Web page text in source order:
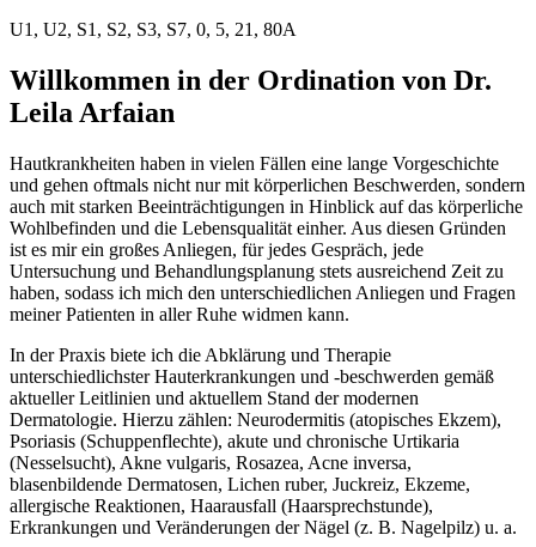
U1, U2, S1, S2, S3, S7, 0, 5, 21, 80A
Willkommen in der Ordination von Dr.
Leila Arfaian
Hautkrankheiten haben in vielen Fällen eine lange Vorgeschichte
und gehen oftmals nicht nur mit körperlichen Beschwerden, sondern
auch mit starken Beeinträchtigungen in Hinblick auf das körperliche
Wohlbefinden und die Lebensqualität einher. Aus diesen Gründen
ist es mir ein großes Anliegen, für jedes Gespräch, jede
Untersuchung und Behandlungsplanung stets ausreichend Zeit zu
haben, sodass ich mich den unterschiedlichen Anliegen und Fragen
meiner Patienten in aller Ruhe widmen kann.
In der Praxis biete ich die Abklärung und Therapie
unterschiedlichster Hauterkrankungen und -beschwerden gemäß
aktueller Leitlinien und aktuellem Stand der modernen
Dermatologie. Hierzu zählen: Neurodermitis (atopisches Ekzem),
Psoriasis (Schuppenflechte), akute und chronische Urtikaria
(Nesselsucht), Akne vulgaris, Rosazea, Acne inversa,
blasenbildende Dermatosen, Lichen ruber, Juckreiz, Ekzeme,
allergische Reaktionen, Haarausfall (Haarsprechstunde),
Erkrankungen und Veränderungen der Nägel (z. B. Nagelpilz) u. a.